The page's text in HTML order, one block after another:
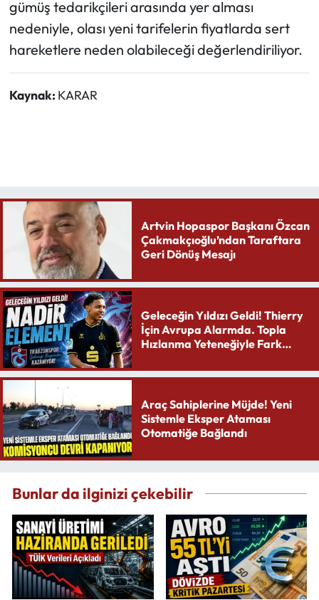
gümüş tedarikçileri arasında yer alması
nedeniyle, olası yeni tarifelerin fiyatlarda sert
hareketlere neden olabileceği değerlendiriliyor.
Kaynak: KARAR
Artvin Hopaspor Başkanı Özcan
Çakmakçıoğlu’ndan Taraftara
Geri Dönüş Mesajı
Geleceğin Yıldızı Geldi! Thierry
İçin Avrupa Alarmda. Topla
Hızlanma Yeteneğiyle Fark
Araç Sahiplerine Müjde! Yeni
Sistemle Eksper Ataması
Otomatiğe Bağlandı
Bunlar da ilginizi çekebilir